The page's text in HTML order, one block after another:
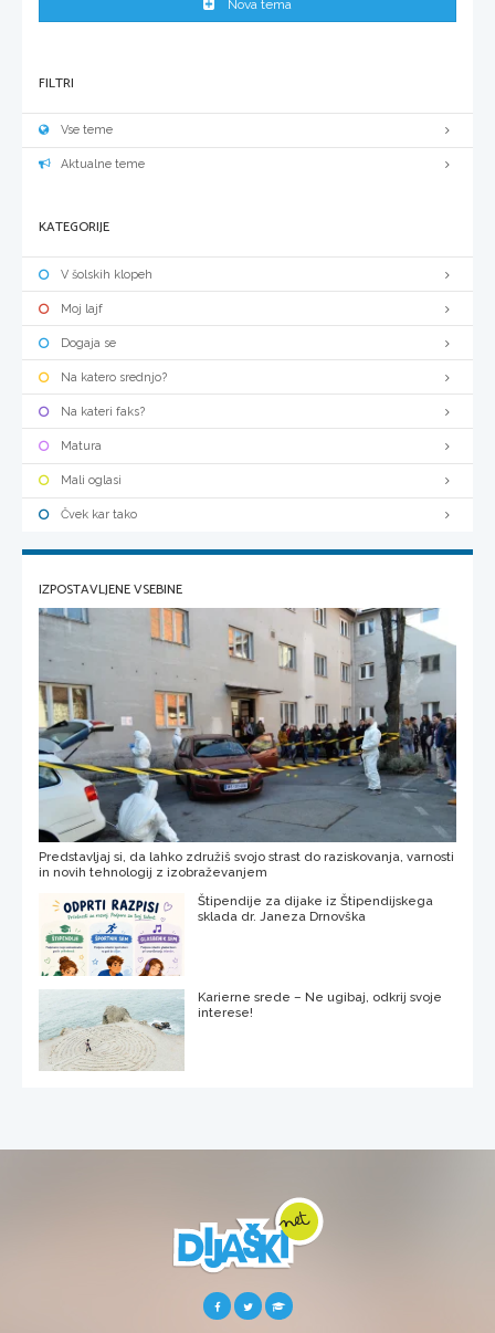
Nova tema
FILTRI
Vse teme
Aktualne teme
KATEGORIJE
V šolskih klopeh
Moj lajf
Dogaja se
Na katero srednjo?
Na kateri faks?
Matura
Mali oglasi
Čvek kar tako
IZPOSTAVLJENE VSEBINE
Predstavljaj si, da lahko združiš svojo strast do raziskovanja, varnosti
in novih tehnologij z izobraževanjem
Štipendije za dijake iz Štipendijskega
sklada dr. Janeza Drnovška
Karierne srede – Ne ugibaj, odkrij svoje
interese!